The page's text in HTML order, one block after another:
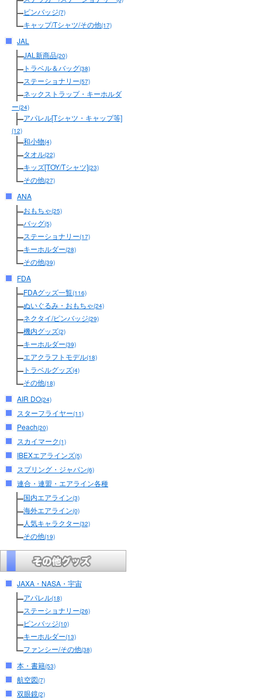
ピンバッジ(7)
キャップ/Tシャツ/その他(17)
JAL
JAL新商品(20)
トラベル＆バッグ(38)
ステーショナリー(57)
ネックストラップ・キーホルダ
ー(24)
アパレル[Tシャツ・キャップ等]
(12)
和小物(4)
タオル(22)
キッズ[TOY/Tシャツ](23)
その他(27)
ANA
おもちゃ(25)
バッグ(5)
ステーショナリー(17)
キーホルダー(28)
その他(39)
FDA
FDAグッズ一覧(116)
ぬいぐるみ・おもちゃ(24)
ネクタイ/ピンバッジ(29)
機内グッズ(2)
キーホルダー(39)
エアクラフトモデル(18)
トラベルグッズ(4)
その他(18)
AIR DO(24)
スターフライヤー(11)
Peach(20)
スカイマーク(1)
IBEXエアラインズ(5)
スプリング・ジャパン(6)
連合・連盟・エアライン各種
国内エアライン(3)
海外エアライン(0)
人気キャラクター(32)
その他(19)
JAXA・NASA・宇宙
アパレル(18)
ステーショナリー(26)
ピンバッジ(10)
キーホルダー(13)
ファンシー/その他(38)
本・書籍(53)
航空図(7)
双眼鏡(2)